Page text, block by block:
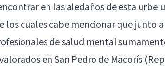
en las aledaños de esta urbe
los cuales cabe mencionar que junto
de salud mental
en San Pedro de Macorís